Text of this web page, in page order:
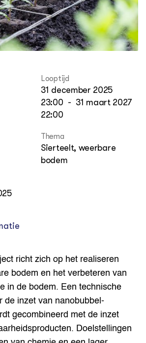
Looptijd
31 december 2025
23:00 - 31 maart 2027
22:00
Thema
Sierteelt, weerbare
bodem
richt zich op het realiseren
bodem en het verbeteren van
in de bodem. Een technische
de inzet van nanobubbel-
gecombineerd met de inzet
Doelstellingen